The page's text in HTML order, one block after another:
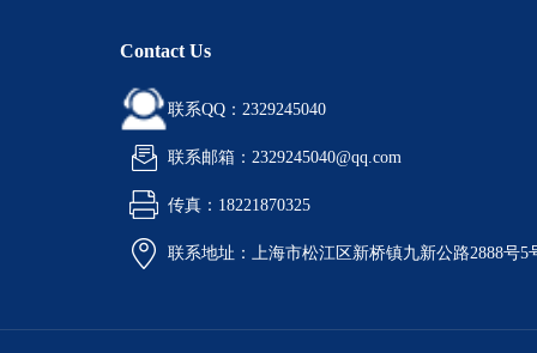
Contact Us
联系QQ：2329245040
联系邮箱：2329245040@qq.com
传真：18221870325
联系地址：上海市松江区新桥镇九新公路2888号5